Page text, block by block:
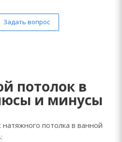
Задать вопрос
потолок в
и минусы
потолка в ванной